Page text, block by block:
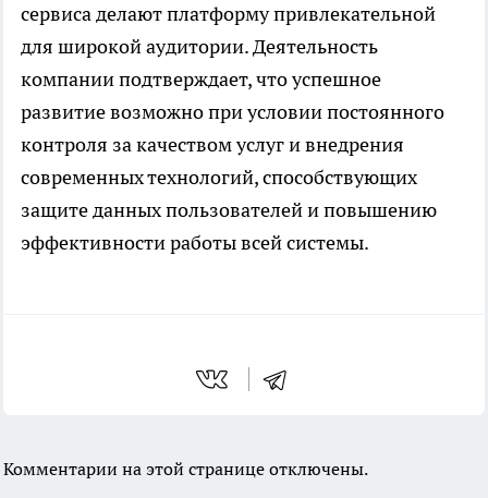
сервиса делают платформу привлекательной
для широкой аудитории. Деятельность
компании подтверждает, что успешное
развитие возможно при условии постоянного
контроля за качеством услуг и внедрения
современных технологий, способствующих
защите данных пользователей и повышению
эффективности работы всей системы.
Комментарии на этой странице отключены.